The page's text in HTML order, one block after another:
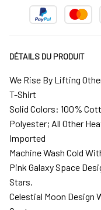
DÉTAILS DU PRODUIT
We Rise By Lifting
T-Shirt
Solid Colors: 100%
Polyester; All Other
Imported
Machine Wash Cold
Pink Galaxy Space
Stars.
Celestial Moon Design